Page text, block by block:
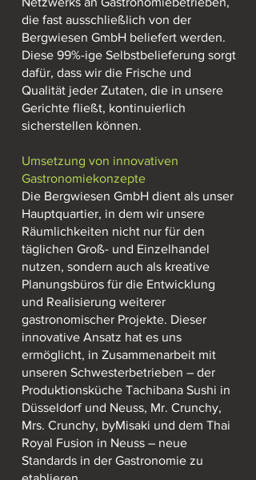
die fast ausschließlich von der
Bergwiesen GmbH beliefert werden.
Diese 99%-ige Selbstbelieferung sorgt
dafür, dass wir die Frische und
Qualität jeder Zutaten, die in unsere
Gerichte fließt, kontinuierlich
sicherstellen können.
Umsetzung von innovativen
Gastronomiekonzepte
Die Bergwiesen GmbH dient als unser
Hauptquartier, in dem wir unsere
Räumlichkeiten nicht nur für den
täglichen Groß- und Einzelhandel
nutzen, sondern auch als kreative
Planungsbüros für die Entwicklung
und Realisierung weiterer
gastronomischer Projekte. Dieser
innovative Ansatz hat es uns
ermöglicht, in Zusammenarbeit mit
unseren Schwesterbetrieben – der
Produktionsküche Tachibana Sushi in
Düsseldorf und Neuss, Mr. Crunchy,
Mrs. Crunchy, byMisaki und dem Thai
Royal Fusion in Neuss – neue
Standards in der Gastronomie zu